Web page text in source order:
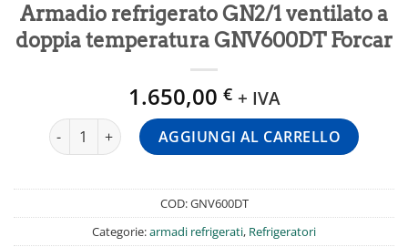
Armadio refrigerato GN2/1 ventilato a
doppia temperatura GNV600DT Forcar
1.650,00 € + IVA
Armadio refrigerato GN2/1 ventilato a doppia
AGGIUNGI AL CARRELLO
COD:GNV600DT
Categorie:armadi refrigerati, Refrigeratori